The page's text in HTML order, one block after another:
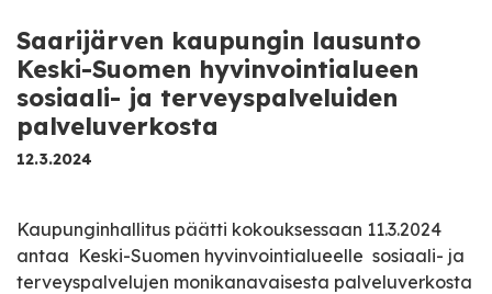
Saarijärven kaupungin lausunto
Keski-Suomen hyvinvointialueen
sosiaali- ja terveyspalveluiden
palveluverkosta
12.3.2024
Kaupunginhallitus päätti kokouksessaan 11.3.2024
antaa Keski-Suomen hyvinvointialueelle sosiaali- ja
terveyspalvelujen monikanavaisesta palveluverkosta